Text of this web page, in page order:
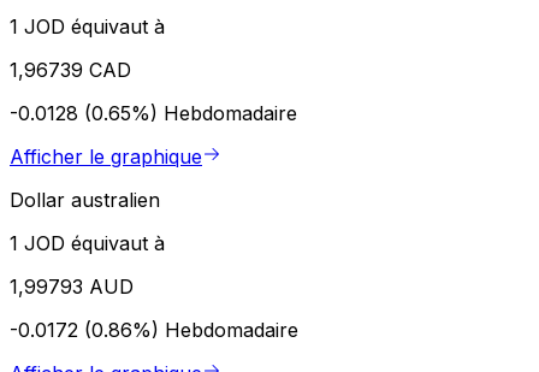
1 JOD équivaut à
1,96739 CAD
-0.0128 (0.65%) Hebdomadaire
Afficher le graphique
Dollar australien
1 JOD équivaut à
1,99793 AUD
-0.0172 (0.86%) Hebdomadaire